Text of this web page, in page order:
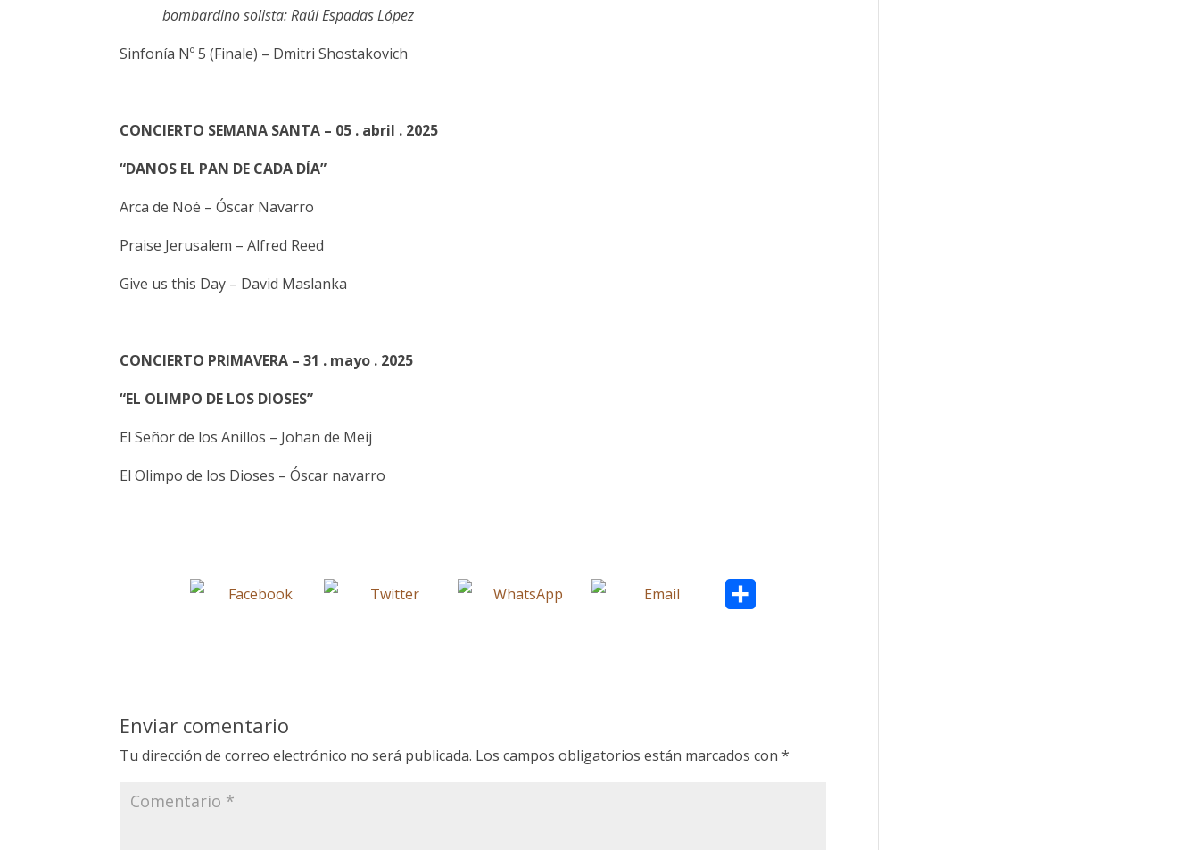
bombardino solista: Raúl Espadas López
Sinfonía Nº 5 (Finale) – Dmitri Shostakovich
CONCIERTO SEMANA SANTA – 05 . abril . 2025
“DANOS EL PAN DE CADA DÍA”
Arca de Noé – Óscar Navarro
Praise Jerusalem – Alfred Reed
Give us this Day – David Maslanka
CONCIERTO PRIMAVERA – 31 . mayo . 2025
“EL OLIMPO DE LOS DIOSES”
El Señor de los Anillos – Johan de Meij
El Olimpo de los Dioses – Óscar navarro
Enviar comentario
Tu dirección de correo electrónico no será publicada. Los campos obligatorios están marcados con*